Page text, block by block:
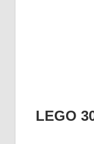
LEGO